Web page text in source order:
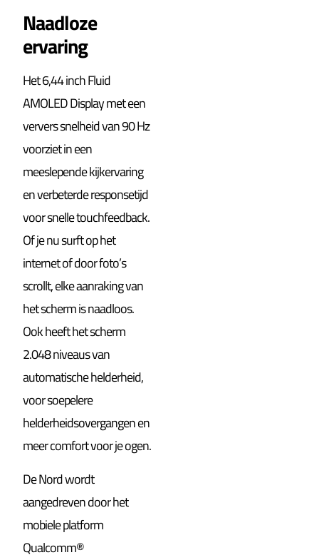
Naadloze
ervaring
Het 6,44 inch Fluid
AMOLED Display met een
ververs snelheid van 90 Hz
voorziet in een
meeslepende kijkervaring
en verbeterde responsetijd
voor snelle touchfeedback.
Of je nu surft op het
internet of door foto’s
scrollt, elke aanraking van
het scherm is naadloos.
Ook heeft het scherm
2.048 niveaus van
automatische helderheid,
voor soepelere
helderheidsovergangen en
meer comfort voor je ogen.
De Nord wordt
aangedreven door het
mobiele platform
Qualcomm®